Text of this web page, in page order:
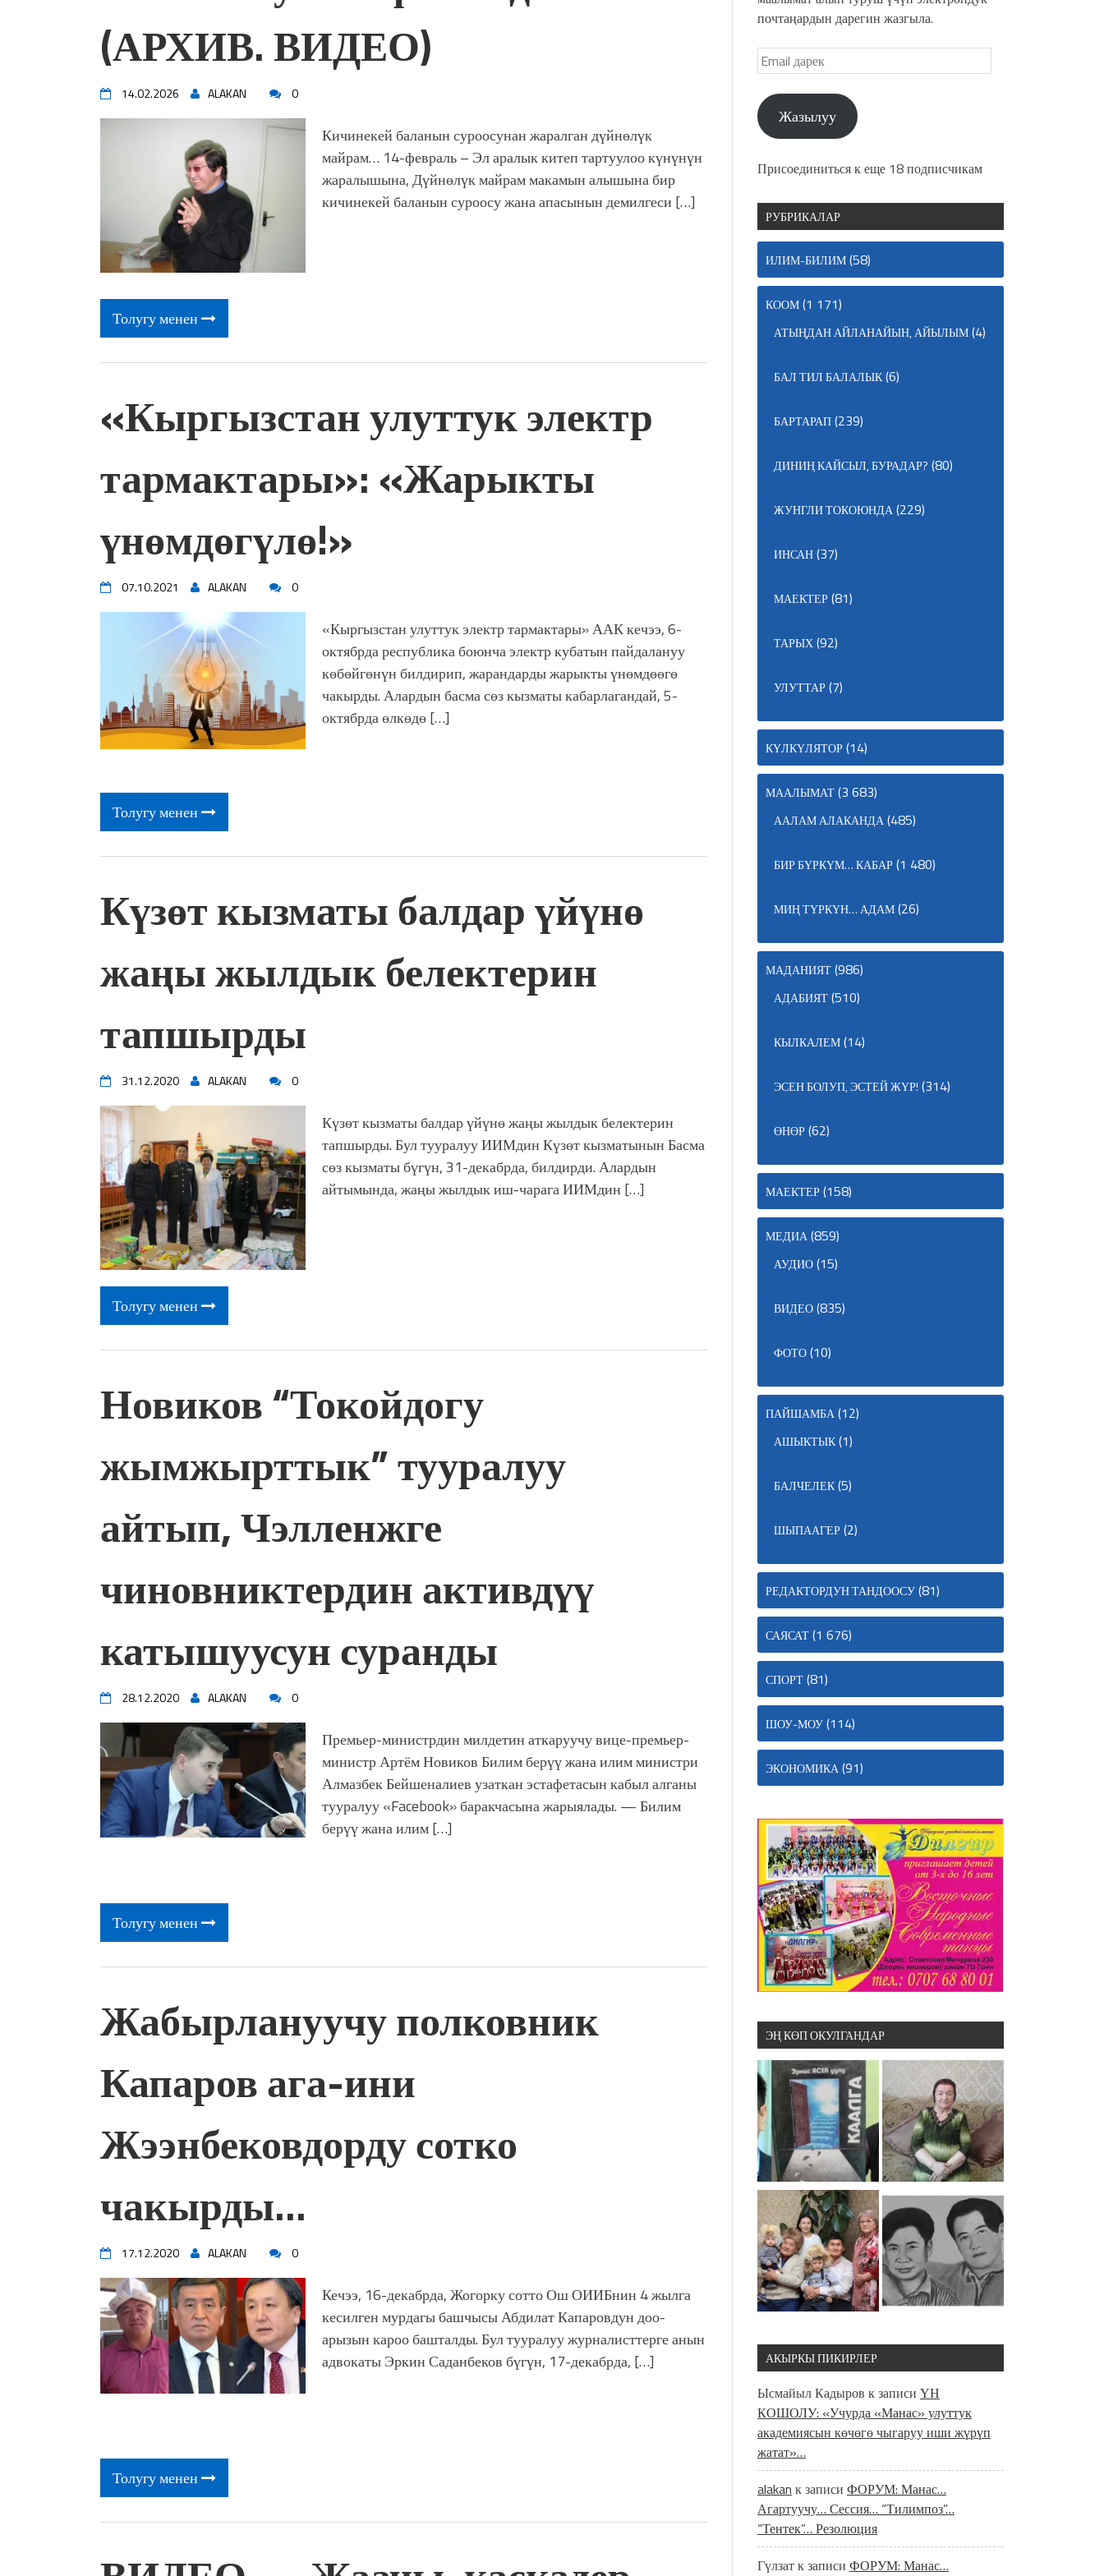
жоопкерчилик!"
Садыр ЖАПАРОВ: “Айтматовдой адабият алпы чыгыш
үчүн, улуу көч уланышы үчүн журнал сөзсүз керек!”
“Китепкана түнγ-2026”: Психолог Мээрим Мураталиева
Латын арибиндеги “Чабуул”... “Ала-Тоо” журналынын
тарыхы жана редакторлору... (Тизме. Видео)
“КАРА КЕМПИР”: ҮМҮТТҮН ТҮБӨЛҮК СИМВОЛУ
Кыргызстандагы эң ири музыкалуу фонтанды көрүү үчүн
Royal Central Park'ка 30 миң адам чогулду
(АРХИВ. ВИДЕО)
14.02.2026 ALAKAN 0
Кичинекей баланын суроосунан жаралган дүйнөлүк
майрам… 14-февраль – Эл аралык китеп тартуулоо күнүнүн
жаралышына, Дүйнөлүк майрам макамын алышына бир
кичинекей баланын суроосу жана апасынын демилгеси […]
Толугу менен
«Кыргызстан улуттук электр
тармактары»: «Жарыкты
үнөмдөгүлө!»
07.10.2021 ALAKAN 0
«Кыргызстан улуттук электр тармактары» ААК кечээ, 6-
октябрда республика боюнча электр кубатын пайдалануу
көбөйгөнүн билдирип, жарандарды жарыкты үнөмдөөгө
чакырды. Алардын басма сөз кызматы кабарлагандай, 5-
октябрда өлкөдө […]
Толугу менен
Күзөт кызматы балдар үйүнө
жаңы жылдык белектерин
тапшырды
31.12.2020 ALAKAN 0
Күзөт кызматы балдар үйүнө жаңы жылдык белектерин
тапшырды. Бул тууралуу ИИМдин Күзөт кызматынын Басма
сөз кызматы бүгүн, 31-декабрда, билдирди. Алардын
айтымында, жаңы жылдык иш-чарага ИИМдин […]
Толугу менен
Новиков “Токойдогу
жымжырттык” тууралуу
айтып, Чэлленжге
чиновниктердин активдүү
катышуусун суранды
28.12.2020 ALAKAN 0
Премьер-министрдин милдетин аткаруучу вице-премьер-
министр Артём Новиков Билим берүү жана илим министри
Алмазбек Бейшеналиев узаткан эстафетасын кабыл алганы
тууралуу «Facebook» баракчасына жарыялады. — Билим
берүү жана илим […]
Толугу менен
Жабырлануучу полковник
Капаров ага-ини
Жээнбековдорду сотко
чакырды…
17.12.2020 ALAKAN 0
Кечээ, 16-декабрда, Жогорку сотто Ош ОИИБнин 4 жылга
кесилген мурдагы башчысы Абдилат Капаровдун доо-
арызын кароо башталды. Бул тууралуу журналисттерге анын
адвокаты Эркин Саданбеков бүгүн, 17-декабрда, […]
Толугу менен
почтаңардын дарегин жазгыла.
Жазылуу
Присоединиться к еще 18 подписчикам
РУБРИКАЛАР
ИЛИМ-БИЛИМ(58)
КООМ(1 171)
АТЫҢДАН АЙЛАНАЙЫН, АЙЫЛЫМ(4)
БАЛ ТИЛ БАЛАЛЫК(6)
БАРТАРАП(239)
ДИНИҢ КАЙСЫЛ, БУРАДАР? (80)
ЖУНГЛИ ТОКОЮНДА(229)
ИНСАН(37)
МАЕКТЕР(81)
ТАРЫХ(92)
УЛУТТАР(7)
КҮЛКҮЛЯТОР(14)
МААЛЫМАТ(3 683)
ААЛАМ АЛАКАНДА(485)
БИР БҮРКҮМ… КАБАР(1 480)
МИҢ ТҮРКҮН… АДАМ(26)
МАДАНИЯТ(986)
АДАБИЯТ(510)
КЫЛКАЛЕМ(14)
ЭСЕН БОЛУП, ЭСТЕЙ ЖҮР! (314)
ӨНӨР(62)
МАЕКТЕР(158)
МЕДИА(859)
АУДИО(15)
ВИДЕО(835)
ФОТО(10)
ПАЙШАМБА(12)
АШЫКТЫК(1)
БАЛЧЕЛЕК(5)
ШЫПААГЕР(2)
РЕДАКТОРДУН ТАНДООСУ(81)
САЯСАТ(1 676)
СПОРТ(81)
ШОУ-МОУ(114)
ЭКОНОМИКА(91)
ЭҢ КӨП ОКУЛГАНДАР
АКЫРКЫ ПИКИРЛЕР
Ысмайыл Кадыров к записи ҮН
КОШОЛУ: «Учурда «Манас» улуттук
академиясын көчөгө чыгаруу иши жүрүп
жатат»…
alakan к записи ФОРУМ: Манас…
Агартуучу… Сессия… “Тилимпоз”…
“Тентек”… Резолюция
Гүлзатк записи ФОРУМ: Манас…